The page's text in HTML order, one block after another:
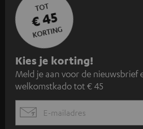
TOT
€ 45
KORTING
A
a
n
m
e
Kies je korting!
Meld je aan voor de nieuwsbrief
welkomstkado tot € 45
EMAIL